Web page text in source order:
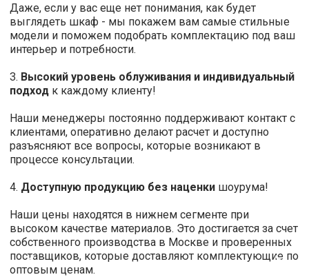
‹ ›
Даже, если у вас еще нет понимания, как будет
выглядеть шкаф - мы покажем вам самые стильные
модели и поможем подобрать комплектацию под ваш
интерьер и потребности.
3. Высокий уровень облуживания и индивидуальный
подход к каждому клиенту!
Наши менеджеры постоянно поддерживают контакт с
клиентами, оперативно делают расчет и доступно
разъясняют все вопросы, которые возникают в
процессе консультации.
4. Доступную продукцию без наценки шоурума!
Наши цены находятся в нижнем сегменте при
высоком качестве материалов. Это достигается за счет
собственного производства в Москве и проверенных
поставщиков, которые доставляют комплектующие по
оптовым ценам.